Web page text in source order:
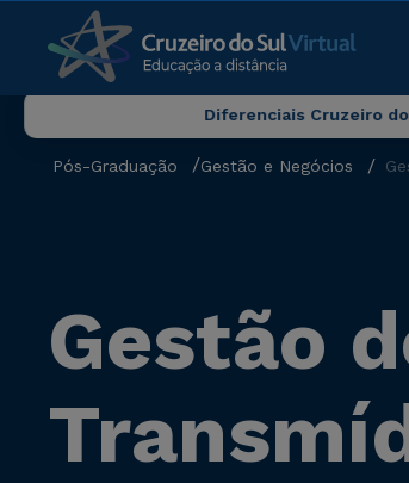
Diferenciais Cruzeiro
Pós-Graduação Gestão e Negócios
Gestão